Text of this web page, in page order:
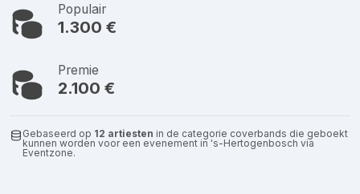
Populair
1.300 €
Premie
2.100 €
Gebaseerd op 12 artiesten in de categorie coverbands die geboekt
kunnen worden voor een evenement in 's-Hertogenbosch via
Eventzone.